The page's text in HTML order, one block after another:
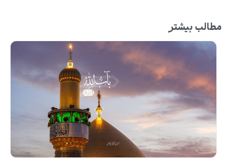
مطالب بیشتر